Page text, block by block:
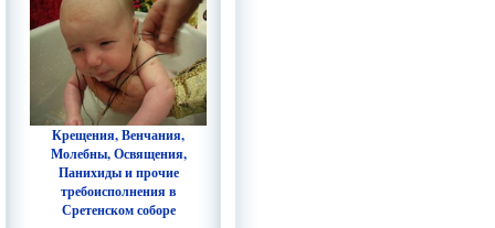
Крещения, Венчания,
Молебны, Освящения,
Панихиды и прочие
требоисполнения в
Сретенском соборе